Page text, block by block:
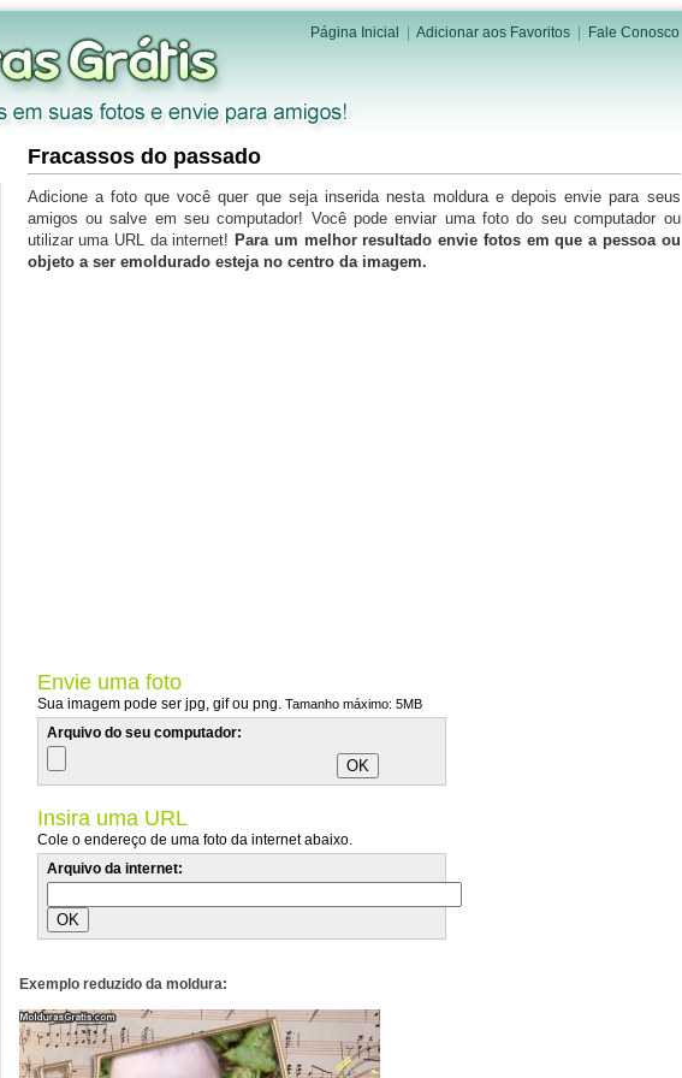
Página Inicial Adicionar aos Favoritos| Fale Conosco
Fracassos do passado
Adicione a foto que você quer que seja inserida nesta moldura e depois envie para seus
amigos ou salve em seu computador! Você pode enviar uma foto do seu computador ou
utilizar uma URL da internet! Para um melhor resultado envie fotos em que a pessoa ou
objeto a ser emoldurado esteja no centro da imagem.
Envie uma foto
Sua imagem pode ser jpg, gif ou png. Tamanho máximo: 5MB
Arquivo do seu computador:
Insira uma URL
Cole o endereço de uma foto da internet abaixo.
Arquivo da internet:
Exemplo reduzido da moldura: